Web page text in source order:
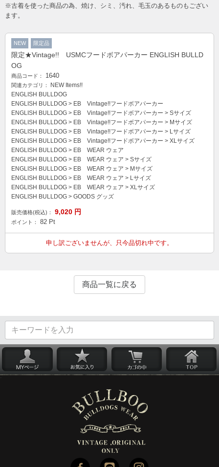
※古着を使った商品の為、焼け、シミ、汚れ、毛玉のあるものもござい
ます。
NEW 限定品
限定★Vintage!! USMCフードボアパーカー ENGLISH BULLD
OG
商品コード： 1640
関連カテゴリ：
NEW Items!!
ENGLISH BULLDOG
ENGLISH BULLDOG > EB Vintage!!フードボアパーカー
ENGLISH BULLDOG > EB Vintage!!フードボアパーカー > Sサイズ
ENGLISH BULLDOG > EB Vintage!!フードボアパーカー > Mサイズ
ENGLISH BULLDOG > EB Vintage!!フードボアパーカー > Lサイズ
ENGLISH BULLDOG > EB Vintage!!フードボアパーカー > XLサイズ
ENGLISH BULLDOG > EB WEAR ウェア
ENGLISH BULLDOG > EB WEAR ウェア > Sサイズ
ENGLISH BULLDOG > EB WEAR ウェア > Mサイズ
ENGLISH BULLDOG > EB WEAR ウェア > Lサイズ
ENGLISH BULLDOG > EB WEAR ウェア > XLサイズ
ENGLISH BULLDOG > GOODS グッズ
販売価格(税込)： 9,020 円
ポイント： 82 Pt
申し訳ございませんが、只今品切れ中です。
商品一覧に戻る